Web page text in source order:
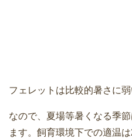
フェレットは比較的暑さに弱
なので、夏場等暑くなる季
ます。飼育環境下での適温